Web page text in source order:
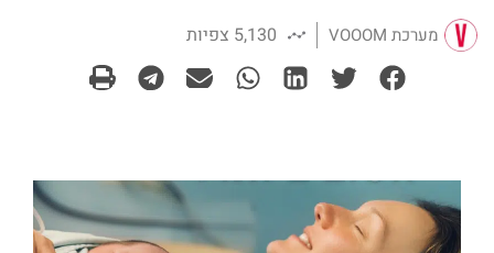
מערכת VOOOM 5,130 צפיות